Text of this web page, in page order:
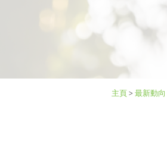
主頁> 最新動向